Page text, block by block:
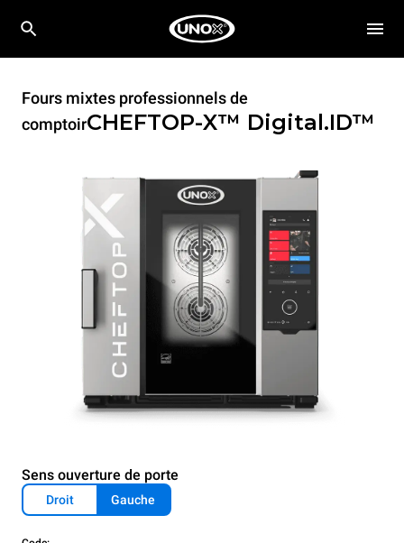
Fours mixtes professionnels de
comptoirCHEFTOP-X™ Digital.ID™
Sens ouverture de porte
Droit Gauche